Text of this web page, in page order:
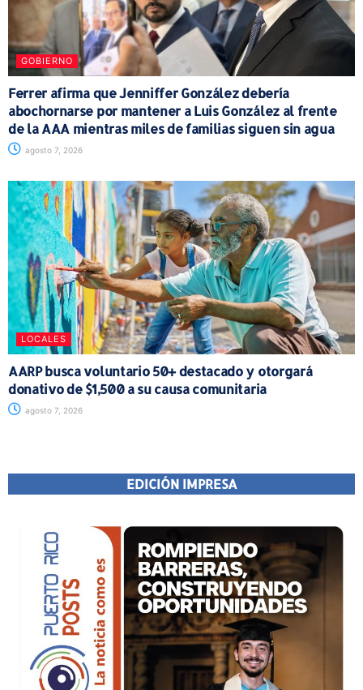
GOBIERNO
Ferrer afirma que Jenniffer González debería
abochornarse por mantener a Luis González al frente
de la AAA mientras miles de familias siguen sin agua
agosto 7, 2026
LOCALES
AARP busca voluntario 50+ destacado y otorgará
donativo de $1,500 a su causa comunitaria
agosto 7, 2026
EDICIÓN IMPRESA